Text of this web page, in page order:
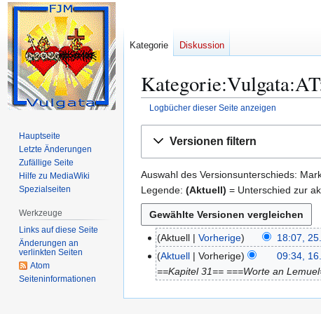
Logbücher dieser Seite anzeigen
Navigation
Suche
Versionen filtern
Auswahl des Versionsunterschieds:
Legende: (Aktuell) = Unterschied zur
o
Aktuell Vorherige 18:07,
Aktuell Vorherige 09:34,
==Kapitel 31== ===Worte an
Kategorie Diskussion
Hauptseite
Letzte Änderungen
Zufällige Seite
Hilfe zu MediaWiki
Spezialseiten
Werkzeuge
Links auf diese Seite
Änderungen an
verlinkten Seiten
Atom
Seiten­­informationen